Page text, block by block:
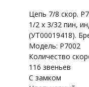
3/32
пин,
инд.
упаковка,
Веломастер
(УТ00019418)
Цепь 7/8 скор.
1/2 х 3/32 пин,
(УТ00019418).
Модель: P7002
Количество
116 звеньев
С замком